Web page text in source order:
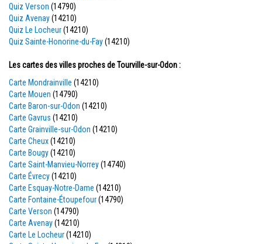
Quiz Verson (14790)
Quiz Avenay(14210)
Quiz Le Locheur(14210)
Quiz Sainte-Honorine-du-Fay(14210)
Les cartes des villes proches de Tourville-sur-Odon :
Carte Mondrainville (14210)
Carte Mouen (14790)
Carte Baron-sur-Odon (14210)
Carte Gavrus (14210)
Carte Grainville-sur-Odon (14210)
Carte Cheux(14210)
Carte Bougy(14210)
Carte Saint-Manvieu-Norrey(14740)
Carte Évrecy(14210)
Carte Esquay-Notre-Dame (14210)
Carte Fontaine-Étoupefour(14790)
Carte Verson (14790)
Carte Avenay(14210)
Carte Le Locheur(14210)